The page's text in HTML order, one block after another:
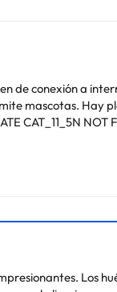
de conexión a
mascotas. Hay
CAT_11_5N NOT
Los